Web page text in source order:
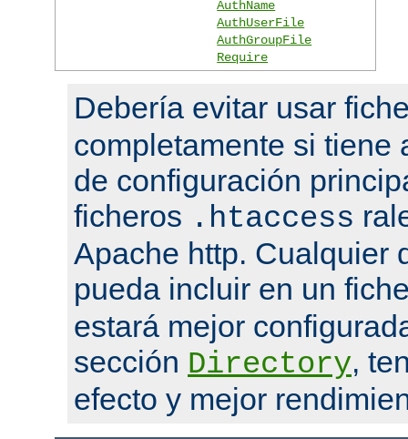
AuthName
AuthUserFile
AuthGroupFile
Require
Debería evitar usar
completamente si tiene
de configuración
ficheros .htaccess
Apache http. Cualquier
pueda incluir en un
estará mejor
sección Directory,
efecto y mejor